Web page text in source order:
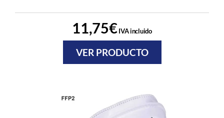
11,75€IVA incluido
VER PRODUCTO